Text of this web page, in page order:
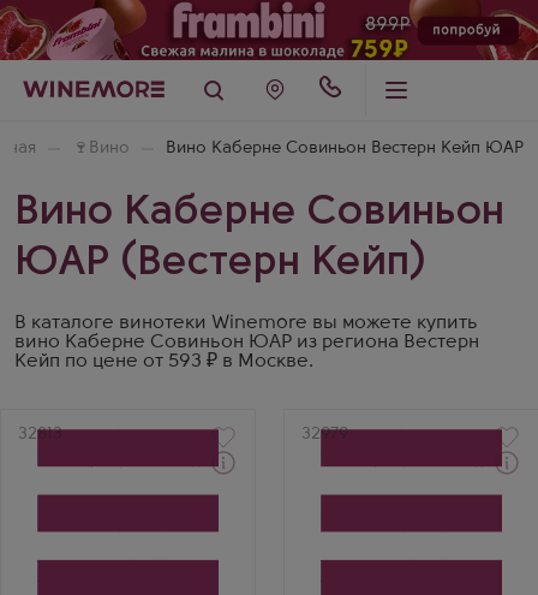
🍷 Вино Вино Каберне Совиньон Вестерн Кейп ЮАР
Вино Каберне Совиньон
ЮАР (Вестерн Кейп)
В каталоге винотеки Winemore вы можете купить
вино Каберне Совиньон ЮАР из региона Вестерн
Кейп по цене от 593 ₽ в Москве.
Артикул
32813
Конила Западный Кейп
Артикул
32979
Стелленбош